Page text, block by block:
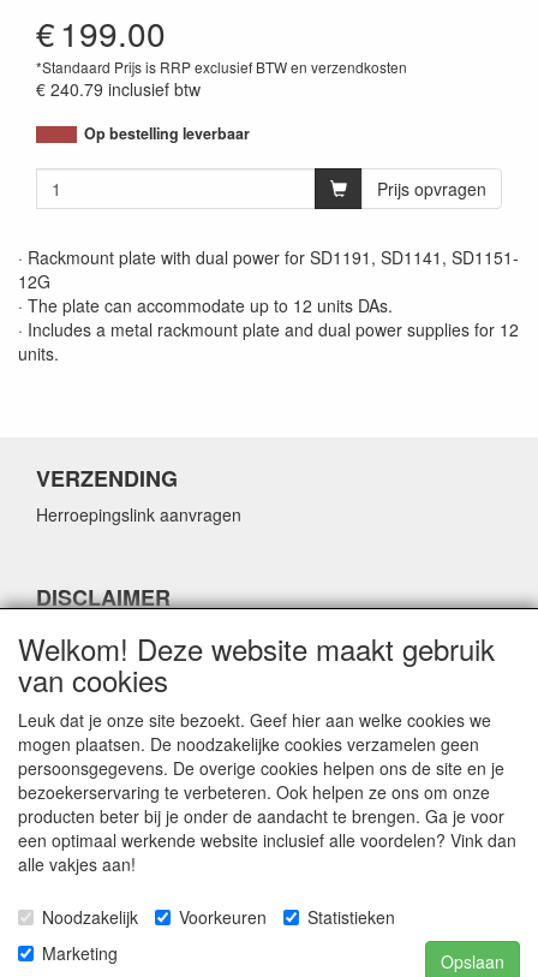
€199.00
*Standaard Prijs is RRP exclusief BTW en verzendkosten
€ 240.79 inclusief btw
Op bestelling leverbaar
Prijs opvragen
· Rackmount plate with dual power for SD1191, SD1141, SD1151-
12G
· The plate can accommodate up to 12 units DAs.
· Includes a metal rackmount plate and dual power supplies for 12
units.
VERZENDING
Herroepingslink aanvragen
DISCLAIMER
CONTACTGEGEVENS
Fabulous Sales
Grotestraat 69C
5141 JN Waalwijk
E-mail:info@fabuloussales.nl
Telefoon:
Welkom! Deze website maakt gebruik
van cookies
Leuk dat je onze site bezoekt. Geef hier aan welke cookies we
mogen plaatsen. De noodzakelijke cookies verzamelen geen
persoonsgegevens. De overige cookies helpen ons de site en je
bezoekerservaring te verbeteren. Ook helpen ze ons om onze
producten beter bij je onder de aandacht te brengen. Ga je voor
een optimaal werkende website inclusief alle voordelen? Vink dan
alle vakjes aan!
Noodzakelijk Voorkeuren
Statistieken
Marketing
Opslaan